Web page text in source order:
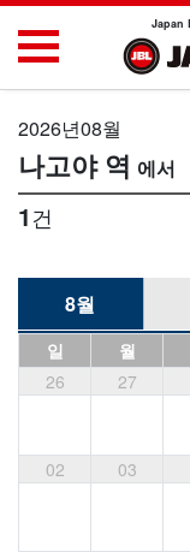
Japan
2026년08월
나고야 역
1건
8월
일 월
26
27
02 03